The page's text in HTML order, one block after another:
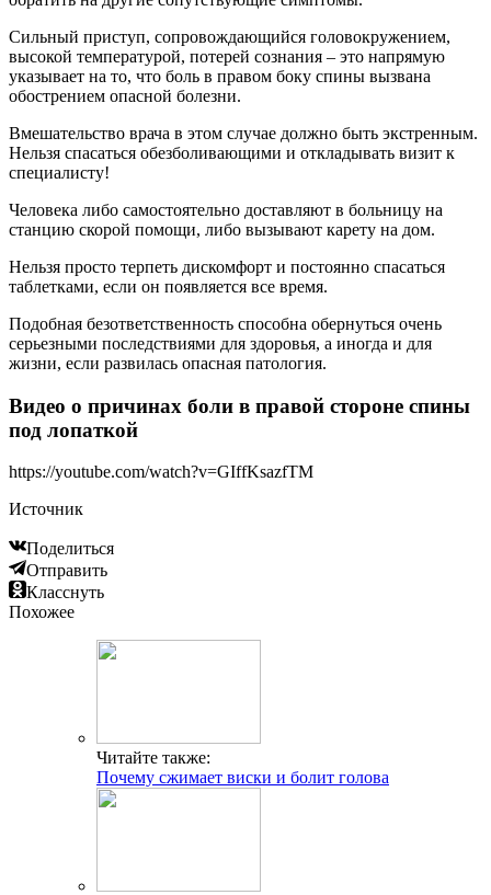
Сильный приступ, сопровождающийся головокружением,
высокой температурой, потерей сознания – это напрямую
указывает на то, что боль в правом боку спины вызвана
обострением опасной болезни.
Вмешательство врача в этом случае должно быть экстренным.
Нельзя спасаться обезболивающими и откладывать визит к
специалисту!
Человека либо самостоятельно доставляют в больницу на
станцию скорой помощи, либо вызывают карету на дом.
Нельзя просто терпеть дискомфорт и постоянно спасаться
таблетками, если он появляется все время.
Подобная безответственность способна обернуться очень
серьезными последствиями для здоровья, а иногда и для
жизни, если развилась опасная патология.
Видео о причинах боли в правой стороне спины
под лопаткой
https://youtube.com/watch?v=GIffKsazfTM
Источник
Поделиться
Отправить
Класснуть
Похожее
Читайте также:
Почему сжимает виски и болит голова